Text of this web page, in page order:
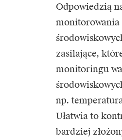
Odpowiedzią
monitorowania
zasilające,
monitoringu
np.
Ułatwia to
bardziej